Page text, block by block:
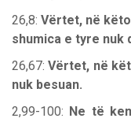
26,8: Vërtet, në
shumica e tyre nuk
26,67:Vërtet, në
nuk besuan.
2,99-100: Ne të